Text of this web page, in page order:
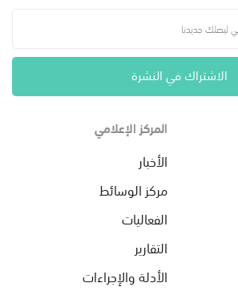
الاشتراك في النشرة
المركز الإعلامي
الأخبار
مركز الوسائط
الفعاليات
التقارير
الأدلة والإجراءات